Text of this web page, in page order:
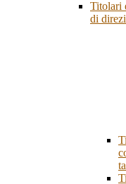
Titolari
di